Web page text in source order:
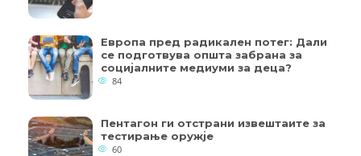
Европа пред радикален потег: Дали
се подготвува општа забрана за
социјалните медиуми за деца?
84
Пентагон ги отстрани извештаите за
тестирање оружје
60